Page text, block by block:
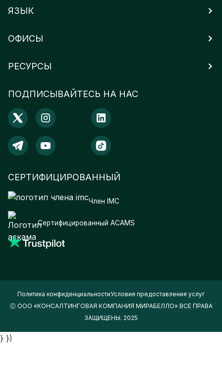
ЯЗЫК
ПОДПИСЫВАЙТЕСЬ НА НАС
ОФИСЫ
РЕСУРСЫ
СЕРТИФИЦИРОВАННЫЙ
Член IMC
Сертифицированный ACAMS
Политика конфиденциальностиУсловия предоставления услуг
Ⓒ ООО «КОНСАЛТИНГОВАЯ КОМПАНИЯ МИРАБЕЛЛО» ВСЕ ПРАВА
ЗАЩИЩЕНЫ. 2025
} })